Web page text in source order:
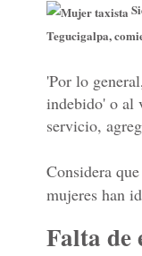
Tegucigalpa,
'Por lo
indebido' o al
servicio,
Considera
mujeres han
Falta de